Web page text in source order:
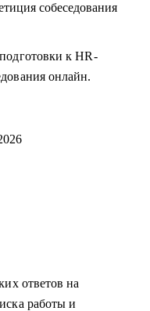
собеседования
к HR-
онлайн.
ответов на
работы и